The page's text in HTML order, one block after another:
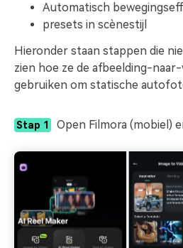
Automatisch
presets in scènestijl
Hieronder staan stappen die
zien hoe ze de afbeelding-
gebruiken om statische
Stap 1 Open Filmora (mobiel)